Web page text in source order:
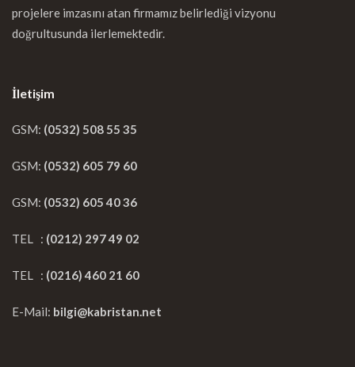
projelere imzasını atan firmamız belirlediği vizyonu
doğrultusunda ilerlemektedir.
İletişim
GSM: (0532) 508 55 35
GSM: (0532) 605 79 60
GSM: (0532) 605 40 36
TEL : (0212) 297 49 02
TEL : (0216) 460 21 60
E-Mail: bilgi@kabristan.net